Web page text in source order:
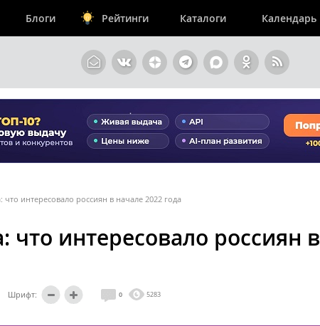
Блоги Рейтинги Каталоги Календарь
что интересовало россиян в начале 2022 года
что интересовало россиян в
Шрифт: 0 5283